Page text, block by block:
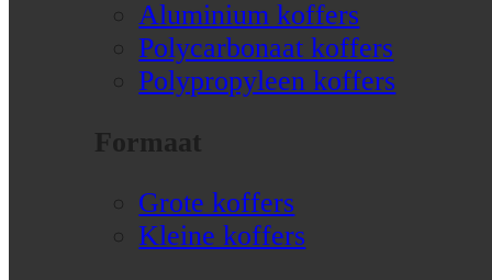
Aluminium koffers
Polycarbonaat koffers
Polypropyleen koffers
Formaat
Grote koffers
Kleine koffers